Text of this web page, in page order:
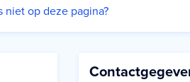
niet op deze pagina?